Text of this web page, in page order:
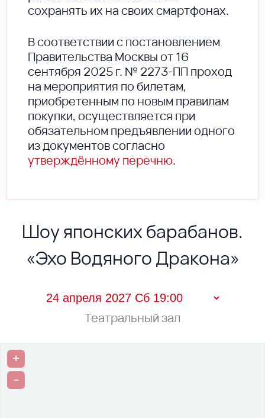
сохранять их на своих смартфонах.
В соответствии с постановлением
Правительства Москвы от 16
сентября 2025 г. № 2273-ПП проход
на мероприятия по билетам,
приобретенным по новым правилам
покупки, осуществляется при
обязательном предъявлении одного
из документов согласно
утверждённому перечню.
Шоу японских барабанов.
«Эхо Водяного Дракона»
Театральный зал
+
-